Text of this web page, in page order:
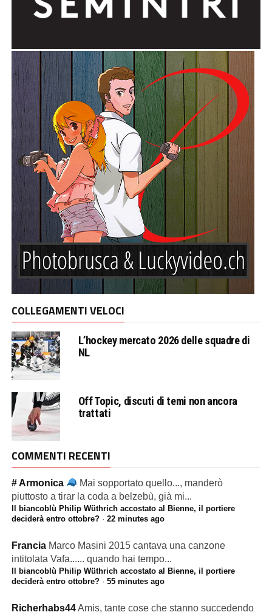
COLLEGAMENTI VELOCI
L’hockey mercato 2026 delle squadre di
NL
Off Topic, discuti di temi non ancora
trattati
COMMENTI RECENTI
# Armonica
Mai sopportato quello..., manderò
piuttosto a tirar la coda a belzebù, già mi...
Il biancoblù Philip Wüthrich accostato al Bienne, il portiere
deciderà entro ottobre?· 22 minutes ago
Francia Marco Masini 2015 cantava una canzone
intitolata Vafa...... quando hai tempo...
Il biancoblù Philip Wüthrich accostato al Bienne, il portiere
deciderà entro ottobre?· 55 minutes ago
Richerhabs44Amis, tante cose che stanno succedendo